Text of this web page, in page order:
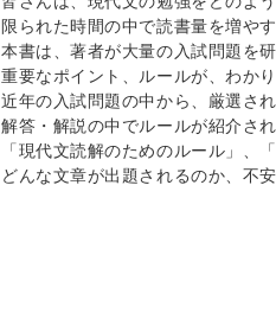
限られた時間の中で読書量を増や
本書は、著者が大量の入試問題を
重要なポイント、ルールが、わか
近年の入試問題の中から、厳選さ
解答・解説の中でルールが紹介さ
「現代文読解のためのルール」、
どんな文章が出題されるのか、不